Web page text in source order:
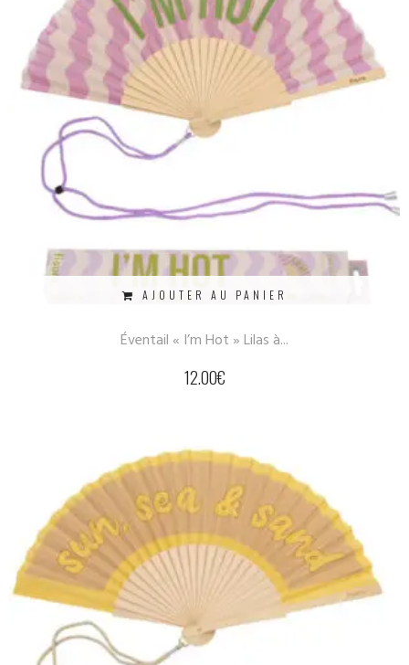
AJOUTER AU PANIER
Éventail « I’m Hot » Lilas à...
12.00€